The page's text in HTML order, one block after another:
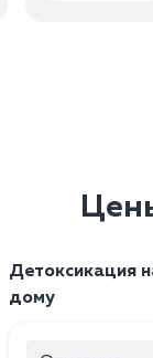
Детоксикация
дому